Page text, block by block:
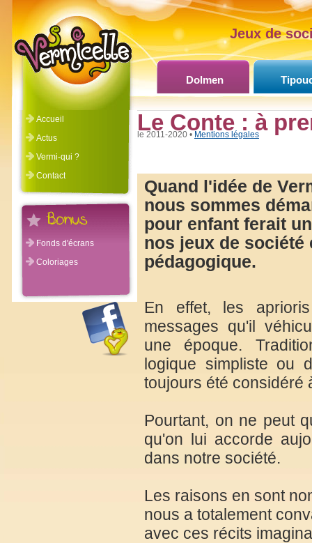
Jeux de
Dolmen
Le Conte : à
Quand l'idée de
nous sommes
pour enfant ferait
nos jeux de société
pédagogique.
En effet, les
messages qu'il
une époque.
logique simpliste ou
toujours été considéré
Pourtant, on ne peut
qu'on lui accorde
dans notre société.
Les raisons en sont
nous a totalement
avec ces récits
Accueil
Actus
Vermi-qui ?
Contact
Fonds d'écrans
Coloriages
©Vermicelle 2011-2020 • Mentions légales